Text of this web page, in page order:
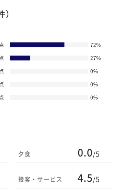
）
72%
27%
0%
0%
0%
夕食 0.0/5
接客・サービス 4.5/5